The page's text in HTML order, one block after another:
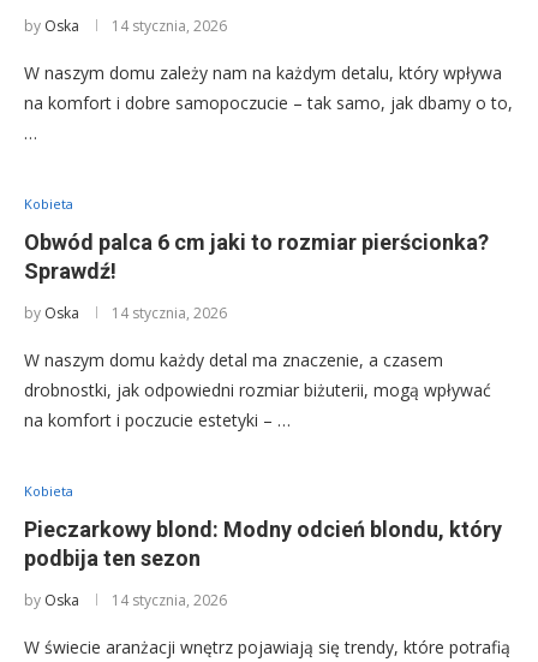
by Oska 14 stycznia, 2026
W naszym domu zależy nam na każdym detalu, który wpływa
na komfort i dobre samopoczucie – tak samo, jak dbamy o to,
…
Kobieta
Obwód palca 6 cm jaki to rozmiar pierścionka?
Sprawdź!
by Oska 14 stycznia, 2026
W naszym domu każdy detal ma znaczenie, a czasem
drobnostki, jak odpowiedni rozmiar biżuterii, mogą wpływać
na komfort i poczucie estetyki – …
Kobieta
Pieczarkowy blond: Modny odcień blondu, który
podbija ten sezon
by Oska 14 stycznia, 2026
W świecie aranżacji wnętrz pojawiają się trendy, które potrafią